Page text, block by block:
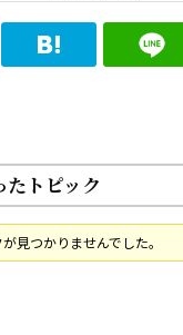
たトピック
見つかりませんでした。